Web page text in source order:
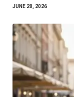
JUNE 20, 2026